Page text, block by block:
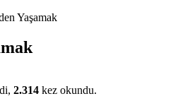
Yaşamak
2.314 kez okundu.